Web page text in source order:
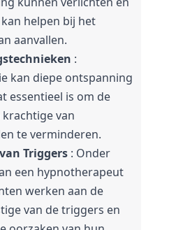
helpen bij het
aanvallen.
:
kan diepe ontspanning
essentieel is om de
van
te verminderen.
Triggers : Onder
een hypnotherapeut
werken aan de
van de triggers en